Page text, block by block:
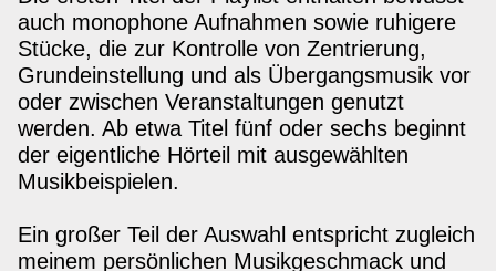
auch monophone Aufnahmen sowie ruhigere
Stücke, die zur Kontrolle von Zentrierung,
Grundeinstellung und als Übergangsmusik vor
oder zwischen Veranstaltungen genutzt
werden. Ab etwa Titel fünf oder sechs beginnt
der eigentliche Hörteil mit ausgewählten
Musikbeispielen.
Ein großer Teil der Auswahl entspricht zugleich
meinem persönlichen Musikgeschmack und